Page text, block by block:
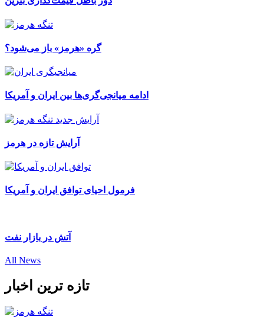
گره «هرمز» باز می‌شود؟
ادامه میانجی‌گری‌ها بین ایران و آمریکا
آرایش تازه در هرمز
فرمول احیای توافق ایران و آمریکا
آتش در بازار نفت
All News
تازه ترین اخبار